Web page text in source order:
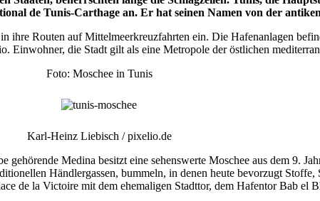
de Tunis-Carthage an. Er hat seinen Namen von der
ihre Routen auf Mittelmeerkreuzfahrten ein. Die Hafenanlagen
die Stadt gilt als eine Metropole der östlichen
Foto: Moschee in Tunis
Karl-Heinz Liebisch / pixelio.de
Medina besitzt eine sehenswerte Moschee aus dem 9.
Händlergassen, bummeln, in denen heute bevorzugt
de la Victoire mit dem ehemaligen Stadttor, dem Hafentor Bab el